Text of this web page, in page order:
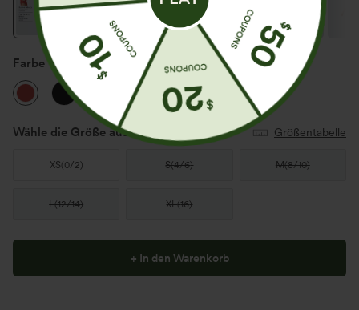
Farbe Valiant Poppy
Wähle die Größe aus(US) Größentabelle
XS(0/2) S(4/6) M(8/10)
L(12/14) XL(16)
+ In den Warenkorb